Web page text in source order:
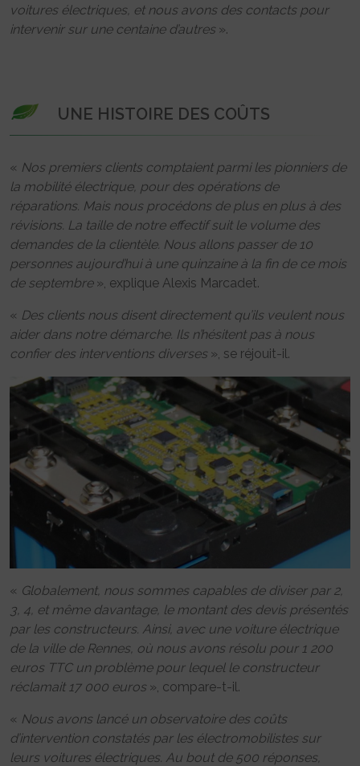
voitures électriques, et nous avons des contacts pour
intervenir sur une centaine d’autres».
UNE HISTOIRE DES COÛTS
« Nos premiers clients comptaient parmi les pionniers de
la mobilité électrique, pour des opérations de
réparations. Mais nous procédons de plus en plus à des
révisions. La taille de notre effectif suit le volume des
demandes de la clientèle. Nous allons passer de 10
personnes aujourd’hui à une quinzaine à la fin de ce mois
de septembre», explique Alexis Marcadet.
« Des clients nous disent directement qu’ils veulent nous
aider dans notre démarche. Ils n’hésitent pas à nous
confier des interventions diverses», se réjouit-il.
« Globalement, nous sommes capables de diviser par 2,
3, 4, et même davantage, le montant des devis présentés
par les constructeurs. Ainsi, avec une voiture électrique
de la ville de Rennes, où nous avons résolu pour 1 200
euros TTC un problème pour lequel le constructeur
réclamait 17 000 euros», compare-t-il.
« Nous avons lancé un observatoire des coûts
d’intervention constatés par les électromobilistes sur
leurs voitures électriques. Au bout de 500 réponses,